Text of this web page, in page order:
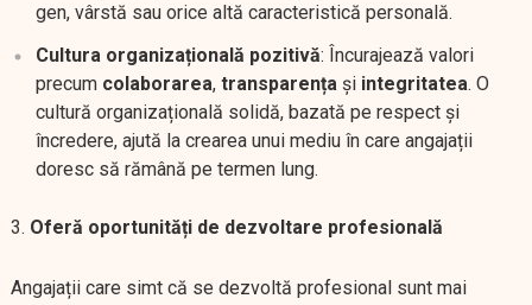
gen, vârstă sau orice altă caracteristică personală.
Cultura organizațională pozitivă: Încurajează valori
precum colaborarea, transparențași integritatea. O
cultură organizațională solidă, bazată pe respect și
încredere, ajută la crearea unui mediu în care angajații
doresc să rămână pe termen lung.
Oferă oportunități de dezvoltare profesională
Angajații care simt că se dezvoltă profesional sunt mai